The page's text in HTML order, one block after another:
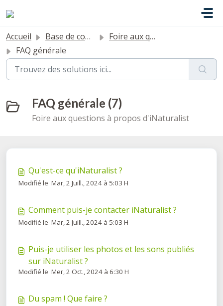
Accueil Base de connaissances
Foire aux questions
FAQ générale
FAQ générale (7)
Foire aux questions à propos d'iNaturalist
Qu'est-ce qu'iNaturalist ?
Modifié le Mar, 2 Juill., 2024 à 5:03 H
Comment puis-je contacter iNaturalist ?
Modifié le Mar, 2 Juill., 2024 à 5:03 H
Puis-je utiliser les photos et les sons publiés
sur iNaturalist ?
Modifié le Mer, 2 Oct., 2024 à 6:30 H
Du spam ! Que faire ?